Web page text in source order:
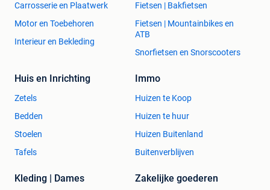
Carrosserie en Plaatwerk
Motor en Toebehoren
Interieur en Bekleding
Fietsen | Bakfietsen
Fietsen | Mountainbikes en
ATB
Snorfietsen en Snorscooters
Huis en Inrichting
Zetels
Bedden
Stoelen
Tafels
Immo
Huizen te Koop
Huizen te huur
Huizen Buitenland
Buitenverblijven
Kleding | Dames Zakelijke goederen